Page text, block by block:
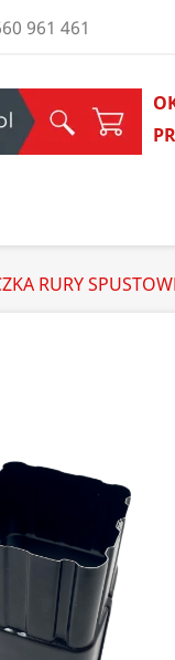
961 461
RURY